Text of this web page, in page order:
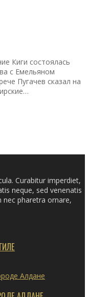
Киги состоялась
с Емельяном
Пугачев сказал на
Curabitur imperdiet,
neque, sed venenatis
nec pharetra ornare,